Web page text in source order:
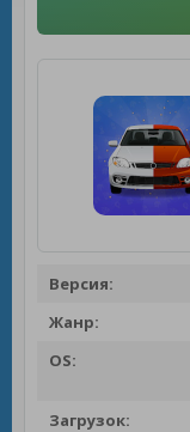
Версия:
Жанр:
OS:
Загрузок: